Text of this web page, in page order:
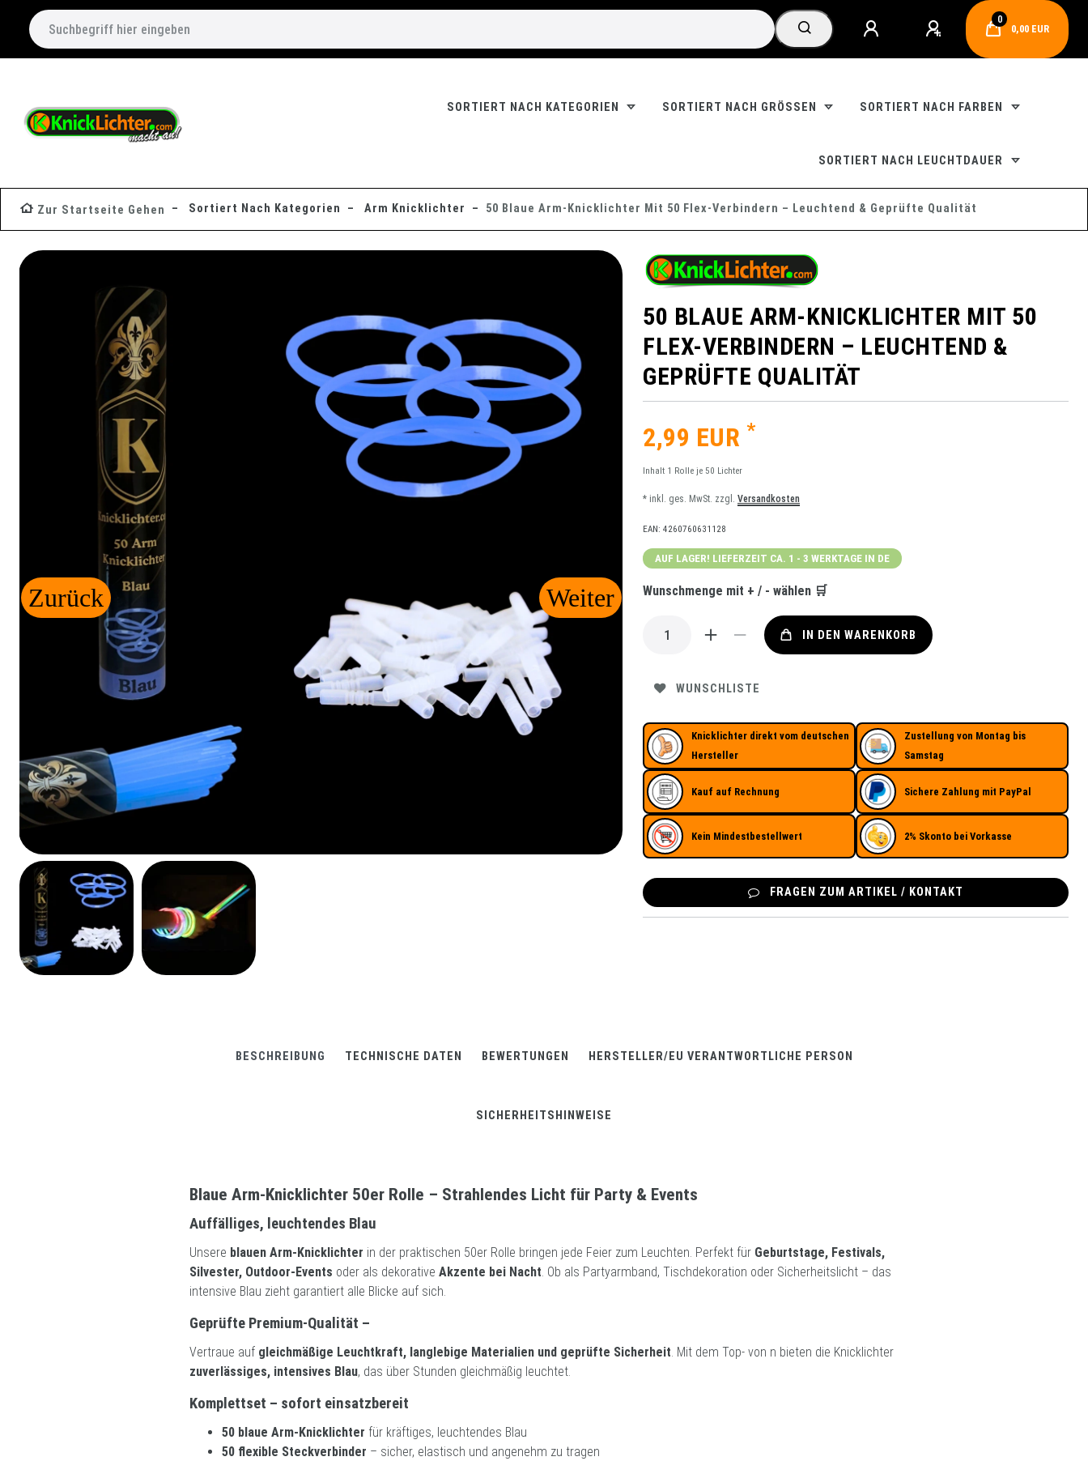
0
0,00 EUR
SORTIERT NACH KATEGORIEN SORTIERT NACH GRÖSSEN SORTIERT NACH FARBEN
SORTIERT NACH LEUCHTDAUER
Zur Startseite Gehen Sortiert Nach Kategorien Arm Knicklichter 50 Blaue Arm-Knicklichter Mit 50 Flex-Verbindern – Leuchtend & Geprüfte Qualität
50 BLAUE ARM-KNICKLICHTER MIT 50
FLEX-VERBINDERN – LEUCHTEND &
GEPRÜFTE QUALITÄT
2,99 EUR *
Inhalt 1 Rolle je 50 Lichter
* inkl. ges. MwSt. zzgl. Versandkosten
EAN: 4260760631128
AUF LAGER! LIEFERZEIT CA. 1 - 3 WERKTAGE IN DE
Wunschmenge mit + / - wählen 🛒
IN DEN WARENKORB
WUNSCHLISTE
Knicklichter direkt vom deutschen
Hersteller
Zustellung von Montag bis
Samstag
Kauf auf Rechnung Sichere Zahlung mit PayPal
Kein Mindestbestellwert 2% Skonto bei Vorkasse
FRAGEN ZUM ARTIKEL / KONTAKT
BESCHREIBUNG TECHNISCHE DATEN BEWERTUNGEN HERSTELLER/EU VERANTWORTLICHE PERSON
SICHERHEITSHINWEISE
Blaue Arm-Knicklichter 50er Rolle – Strahlendes Licht für Party & Events
Auffälliges, leuchtendes Blau
Unsere blauen Arm-Knicklichter in der praktischen 50er Rolle bringen jede Feier zum Leuchten. Perfekt für Geburtstage, Festivals,
Silvester, Outdoor-Events oder als dekorative Akzente bei Nacht. Ob als Partyarmband, Tischdekoration oder Sicherheitslicht – das
intensive Blau zieht garantiert alle Blicke auf sich.
Geprüfte Premium-Qualität –
Vertraue auf gleichmäßige Leuchtkraft, langlebige Materialien und geprüfte Sicherheit. Mit dem Top- von n bieten die Knicklichter
zuverlässiges, intensives Blau, das über Stunden gleichmäßig leuchtet.
Komplettset – sofort einsatzbereit
50 blaue Arm-Knicklichter für kräftiges, leuchtendes Blau
50 flexible Steckverbinder – sicher, elastisch und angenehm zu tragen